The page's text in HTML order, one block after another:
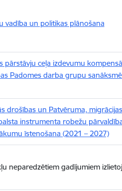
vadība un politikas plānošana
pārstāvju ceļa izdevumu
Padomes darba grupu
drošības un Patvēruma,
instrumenta robežu
īstenošana (2021 – 2027)
neparedzētiem gadījumiem